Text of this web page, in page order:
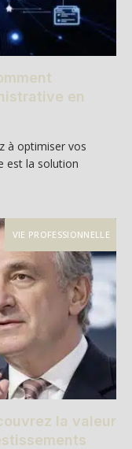
en
à optimiser vos
est la solution
VIE PROFESSIONNELLE
la valeur